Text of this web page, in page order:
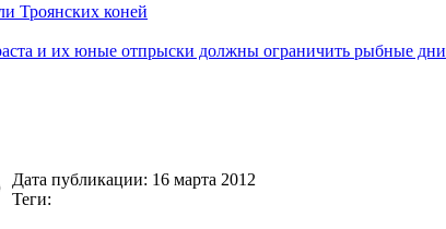
Троянских коней
и их юные отпрыски должны ограничить рыбные дни
Дата публикации: 16 марта 2012
Теги: